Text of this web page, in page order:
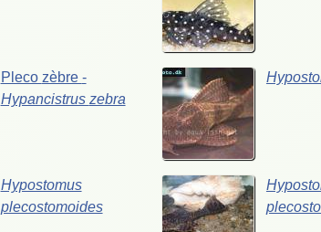
Pleco zèbre -
Hypancistrus zebra
Hypostomus
plecostomoides